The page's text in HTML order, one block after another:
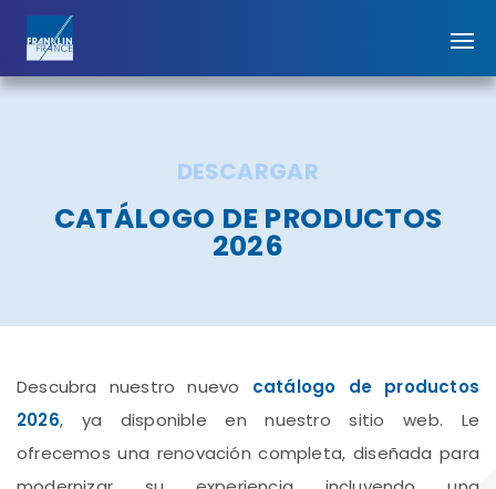
DESCARGAR
CATÁLOGO DE PRODUCTOS
2026
Descubra nuestro nuevo catálogo de productos
2026, ya disponible en nuestro sitio web. Le
ofrecemos una renovación completa, diseñada para